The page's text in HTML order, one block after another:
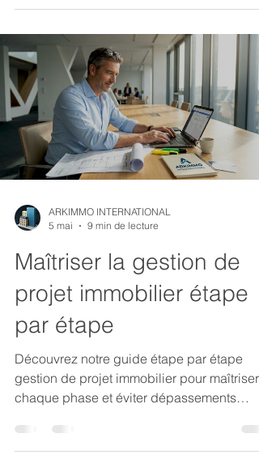
ARKIMMO INTERNATIONAL
5 mai
9 min de lecture
Maîtriser la gestion de
projet immobilier étape
par étape
Découvrez notre guide étape par étape
gestion de projet immobilier pour maîtriser
chaque phase et éviter dépassements